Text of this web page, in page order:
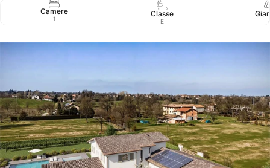
Camere
1
Classe
E